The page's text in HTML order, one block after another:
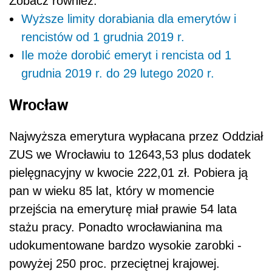
Wyższe limity dorabiania dla emerytów i
rencistów od 1 grudnia 2019 r.
Ile może dorobić emeryt i rencista od 1
grudnia 2019 r. do 29 lutego 2020 r.
Wrocław
Najwyższa emerytura wypłacana przez Oddział
ZUS we Wrocławiu to 12643,53 plus dodatek
pielęgnacyjny w kwocie 222,01 zł. Pobiera ją
pan w wieku 85 lat, który w momencie
przejścia na emeryturę miał prawie 54 lata
stażu pracy. Ponadto wrocławianina ma
udokumentowane bardzo wysokie zarobki -
powyżej 250 proc. przeciętnej krajowej.